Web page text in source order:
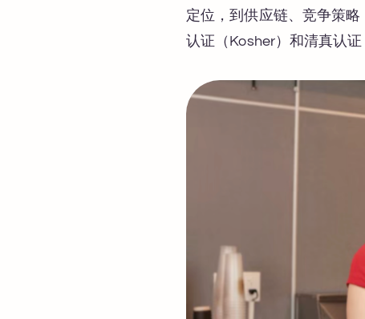
定位，到供应链、竞争策
认证（Kosher）和清真认